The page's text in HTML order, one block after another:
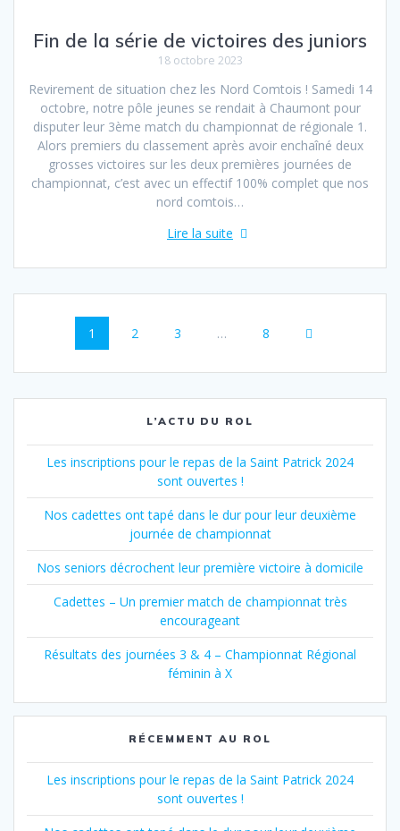
Fin de la série de victoires des juniors
18 octobre 2023
Revirement de situation chez les Nord Comtois ! Samedi 14
octobre, notre pôle jeunes se rendait à Chaumont pour
disputer leur 3ème match du championnat de régionale 1.
Alors premiers du classement après avoir enchaîné deux
grosses victoires sur les deux premières journées de
championnat, c’est avec un effectif 100% complet que nos
nord comtois…
Lire la suite
Navigation
sein
articles
Page
1 Page
2 Page
3 … Page
8
L’ACTU DU ROL
Les inscriptions pour le repas de la Saint Patrick 2024
sont ouvertes !
Nos cadettes ont tapé dans le dur pour leur deuxième
journée de championnat
Nos seniors décrochent leur première victoire à domicile
Cadettes – Un premier match de championnat très
encourageant
Résultats des journées 3 & 4 – Championnat Régional
féminin à X
RÉCEMMENT AU ROL
Les inscriptions pour le repas de la Saint Patrick 2024
sont ouvertes !